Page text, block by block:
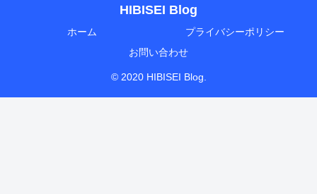
HIBISEI Blog
ホーム
プライバシーポリシー
お問い合わせ
© 2020 HIBISEI Blog.